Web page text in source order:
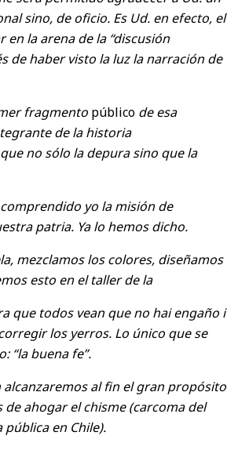
sino, de oficio. Es Ud. en efecto, el
la arena de la “discusión
de haber visto la luz la narración de
fragmento público de esa
de la historia
no sólo la depura sino que la
yo la misión de
patria. Ya lo hemos dicho.
mezclamos los colores, diseñamos
esto en el taller de la
que todos vean que no hai engaño i
los yerros. Lo único que se
“la buena fe”.
al fin el gran propósito
ahogar el chisme (carcoma del
pública en Chile).